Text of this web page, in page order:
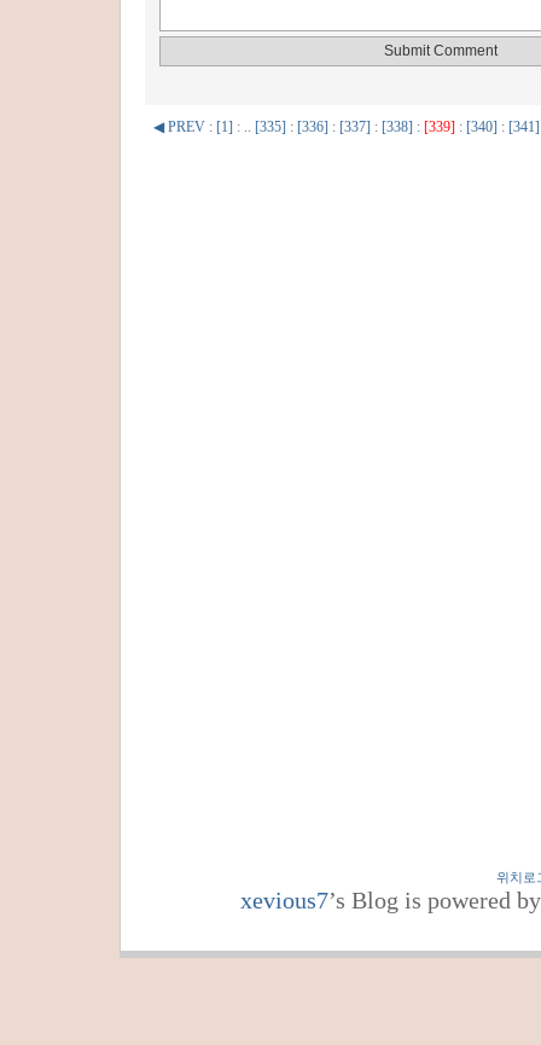
◀ PREV : [1] : .. [335] : [336] : [337] : [338] : [339] : [340] : [341]
위치로
xevious7’s Blog is powered